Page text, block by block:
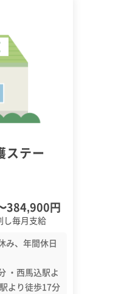
ステー
384,900円
し毎月支給
み、年間休日
・西馬込駅よ
より徒歩17分